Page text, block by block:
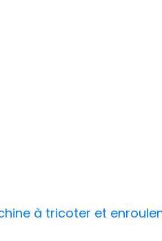
à tricoter et